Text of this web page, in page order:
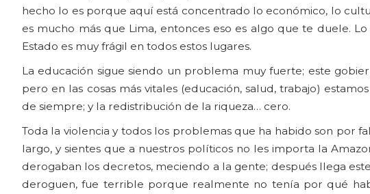
hecho lo es porque aquí está concentrado lo económico, lo
es mucho más que Lima, entonces eso es algo que te duele.
Estado es muy frágil en todos estos lugares.
La educación sigue siendo un problema muy fuerte; este
pero en las cosas más vitales (educación, salud, trabajo)
de siempre; y la redistribución de la riqueza… cero.
Toda la violencia y todos los problemas que ha habido son por
largo, y sientes que a nuestros políticos no les importa la
derogaban los decretos, meciendo a la gente; después llega
deroguen, fue terrible porque realmente no tenía por qué